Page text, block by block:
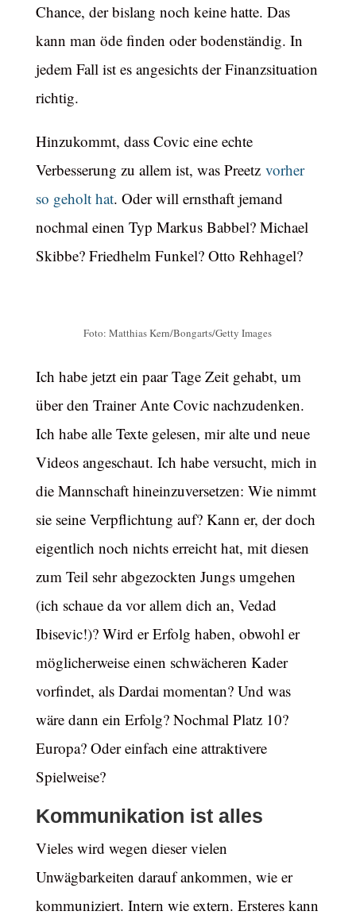
Chance, der bislang noch keine hatte. Das
kann man öde finden oder bodenständig. In
jedem Fall ist es angesichts der Finanzsituation
richtig.
Hinzukommt, dass Covic eine echte
Verbesserung zu allem ist, was Preetz vorher
so geholt hat. Oder will ernsthaft jemand
nochmal einen Typ Markus Babbel? Michael
Skibbe? Friedhelm Funkel? Otto Rehhagel?
Foto: Matthias Kern/Bongarts/Getty Images
Ich habe jetzt ein paar Tage Zeit gehabt, um
über den Trainer Ante Covic nachzudenken.
Ich habe alle Texte gelesen, mir alte und neue
Videos angeschaut. Ich habe versucht, mich in
die Mannschaft hineinzuversetzen: Wie nimmt
sie seine Verpflichtung auf? Kann er, der doch
eigentlich noch nichts erreicht hat, mit diesen
zum Teil sehr abgezockten Jungs umgehen
(ich schaue da vor allem dich an, Vedad
Ibisevic!)? Wird er Erfolg haben, obwohl er
möglicherweise einen schwächeren Kader
vorfindet, als Dardai momentan? Und was
wäre dann ein Erfolg? Nochmal Platz 10?
Europa? Oder einfach eine attraktivere
Spielweise?
Kommunikation ist alles
Vieles wird wegen dieser vielen
Unwägbarkeiten darauf ankommen, wie er
kommuniziert. Intern wie extern. Ersteres kann